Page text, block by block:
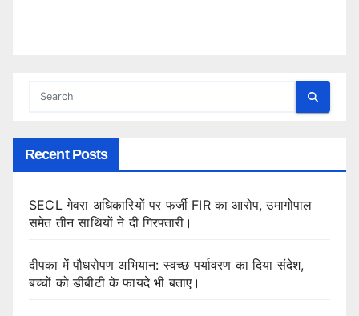
Recent Posts
SECL गेवरा अधिकारियों पर फर्जी FIR का आरोप, उमागोपाल
समेत तीन साथियों ने दी गिरफ्तारी।
दीपका में पौधरोपण अभियान: स्वच्छ पर्यावरण का दिया संदेश,
बच्चों को डीबीटी के फायदे भी बताए।